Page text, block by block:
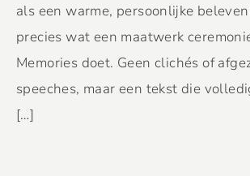
als een warme, persoonlijke
precies wat een maatwerk
Memories doet. Geen clichés of
speeches, maar een tekst die
[…]